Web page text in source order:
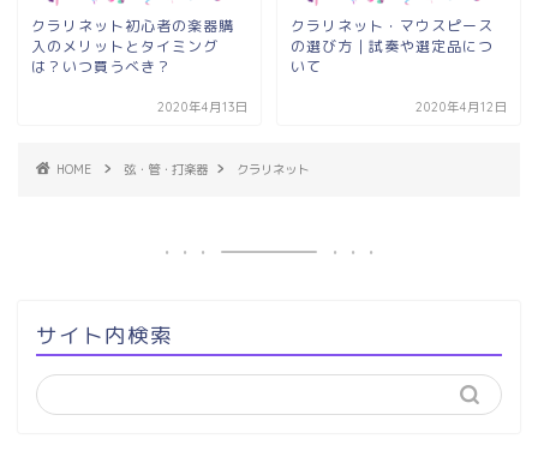
クラリネット初心者の楽器購
入のメリットとタイミング
は？いつ買うべき？
2020年4月13日
クラリネット・マウスピース
の選び方｜試奏や選定品につ
いて
2020年4月12日
HOME 弦・管・打楽器 クラリネット
サイト内検索